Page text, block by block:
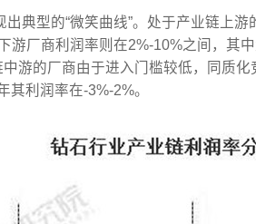
典型的“微笑曲线”。处于产业链上
游厂商利润率则在2%-10%之间，其
游的厂商由于进入门槛较低，同质
其利润率在-3%-2%。